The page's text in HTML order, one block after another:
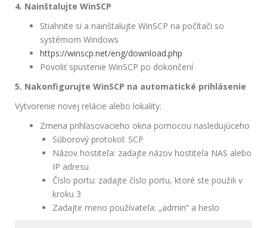
4. Nainštalujte WinSCP
Stiahnite si a nainštalujte WinSCP na počítači so
systémom Windows
https://winscp.net/eng/download.php
Povoliť spustenie WinSCP po dokončení
5. Nakonfigurujte WinSCP na automatické prihlásenie
Vytvorenie novej relácie alebo lokality:
Zmena prihlasovacieho okna pomocou nasledujúceho
Súborový protokol: SCP
Názov hostiteľa: zadajte názov hostiteľa NAS alebo
IP adresu
Číslo portu: zadajte číslo portu, ktoré ste použili v
kroku 3
Zadajte meno používateľa: „admin“ a heslo